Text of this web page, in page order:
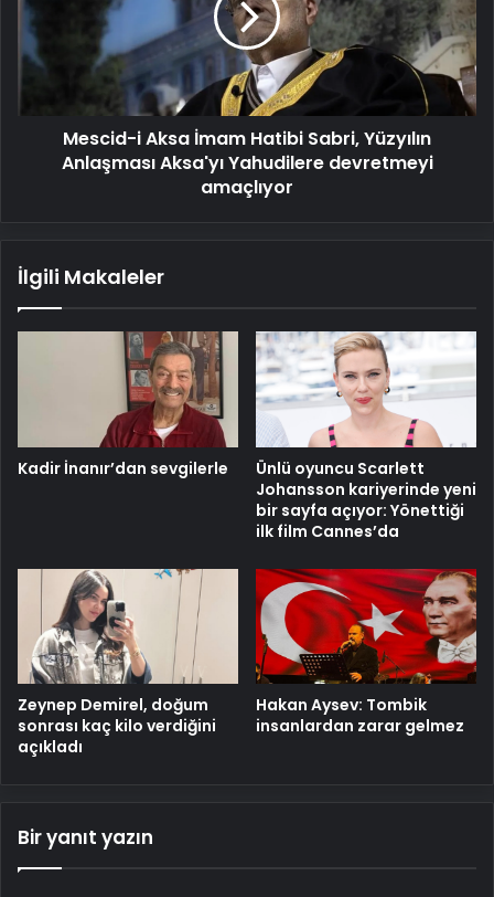
Hatibi
Sabri,
Yüzyılın
Aksa'yı
Yahudilere
devretmeyi
Mescid-i Aksa İmam Hatibi Sabri, Yüzyılın
Anlaşması Aksa'yı Yahudilere devretmeyi
amaçlıyor
İlgili Makaleler
Kadir İnanır’dan sevgilerle
Ünlü oyuncu Scarlett
Johansson kariyerinde yeni
bir sayfa açıyor: Yönettiği
ilk film Cannes’da
Zeynep Demirel, doğum
sonrası kaç kilo verdiğini
açıkladı
Hakan Aysev: Tombik
insanlardan zarar gelmez
Bir yanıt yazın